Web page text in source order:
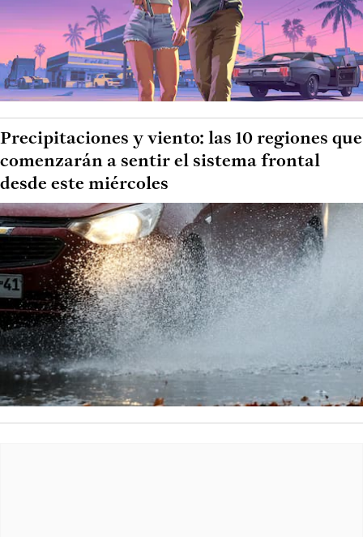
Precipitaciones y viento: las 10 regiones que
comenzarán a sentir el sistema frontal
desde este miércoles